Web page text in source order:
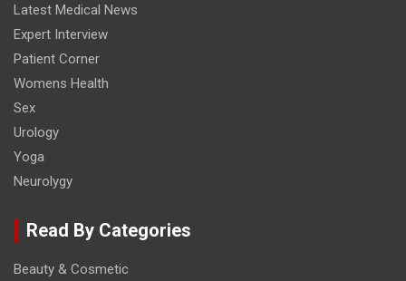
Latest Medical News
Expert Interview
Patient Corner
Womens Health
Sex
Urology
Yoga
Neurolygy
Read By Categories
Beauty & Cosmetic